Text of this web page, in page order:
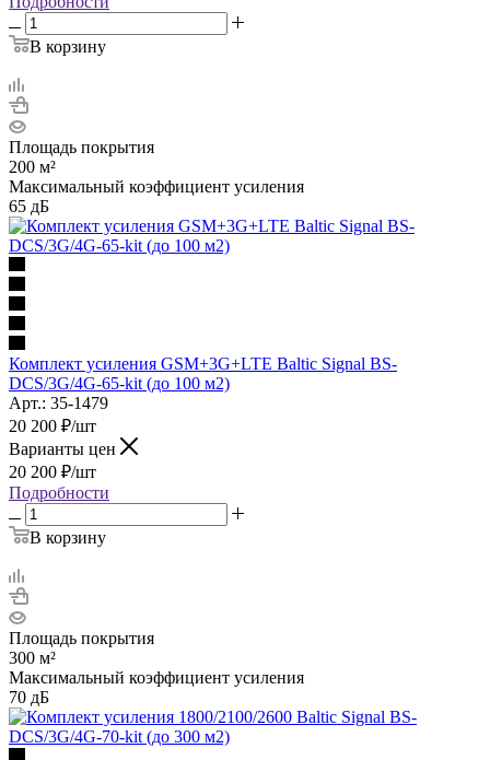
В корзину
Площадь покрытия
200 м²
Максимальный коэффициент усиления
65 дБ
Комплект усиления GSM+3G+LTE Baltic Signal BS-
DCS/3G/4G-65-kit (до 100 м2)
Арт.: 35-1479
20 200 ₽/шт
Варианты цен
20 200 ₽/шт
Подробности
В корзину
Площадь покрытия
300 м²
Максимальный коэффициент усиления
70 дБ